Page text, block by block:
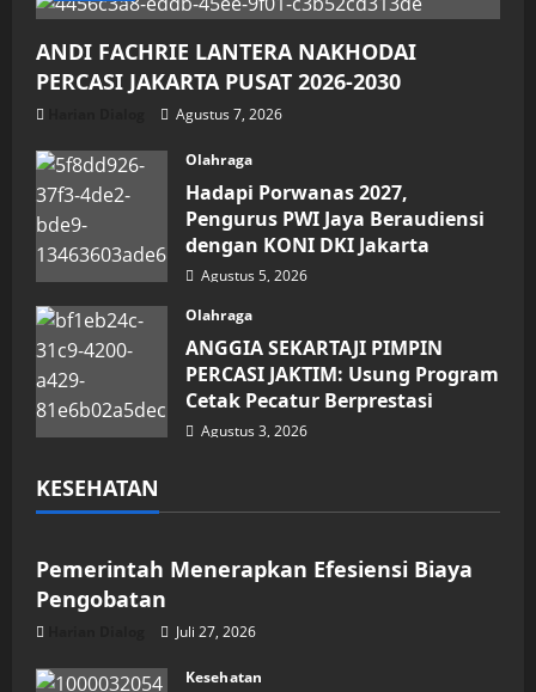
ANDI FACHRIE LANTERA NAKHODAI
PERCASI JAKARTA PUSAT 2026-2030
Agustus 7, 2026
Olahraga
Hadapi Porwanas 2027,
Pengurus PWI Jaya Beraudiensi
dengan KONI DKI Jakarta
Agustus 5, 2026
Olahraga
ANGGIA SEKARTAJI PIMPIN
PERCASI JAKTIM: Usung Program
Cetak Pecatur Berprestasi
Agustus 3, 2026
KESEHATAN
Kesehatan
Pemerintah Menerapkan Efesiensi Biaya
Pengobatan
Juli 27, 2026
Kesehatan